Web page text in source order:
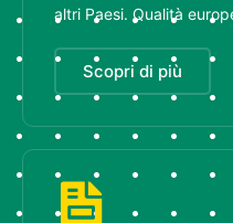
altri Paesi. Qualità
Scopri di più